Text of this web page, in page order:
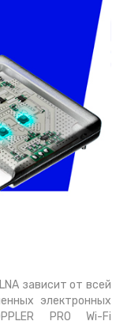
зависит от всей
электронных
PRO Wi-Fi